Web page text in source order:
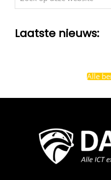
op
website
Laatste nieuws:
Alle